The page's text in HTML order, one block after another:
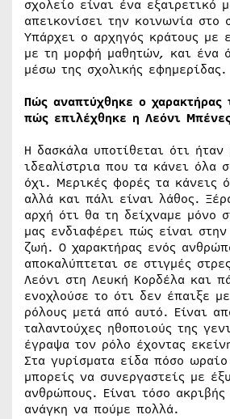
σχολείο είναι ένα εξαιρετικό
απεικονίσει την κοινωνία στο
Υπάρχει ο αρχηγός κράτους με
με τη μορφή μαθητών, και ένα
μέσω της σχολικής εφημερίδας.
Πώς αναπτύχθηκε ο χαρακτήρας
πώς επιλέχθηκε η Λεόνι
Η δασκάλα υποτίθεται ότι
ιδεαλίστρια που τα κάνει όλα
όχι. Μερικές φορές τα κάνεις
αλλά και πάλι είναι λάθος.
αρχή ότι θα τη δείχναμε μόνο
μας ενδιαφέρει πώς είναι
ζωή. Ο χαρακτήρας ενός
αποκαλύπτεται σε στιγμές
Λεόνι στη Λευκή Κορδέλα και
ενοχλούσε το ότι δεν έπαιξε
ρόλους μετά από αυτό. Είναι
ταλαντούχες ηθοποιούς της
έγραψα τον ρόλο έχοντας
Στα γυρίσματα είδα πόσο
μπορείς να συνεργαστείς με
ανθρώπους. Είναι τόσο
ανάγκη να πούμε πολλά.